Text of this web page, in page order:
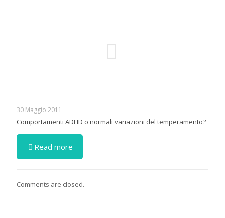
30 Maggio 2011
Comportamenti ADHD o normali variazioni del temperamento?
Read more
Comments are closed.